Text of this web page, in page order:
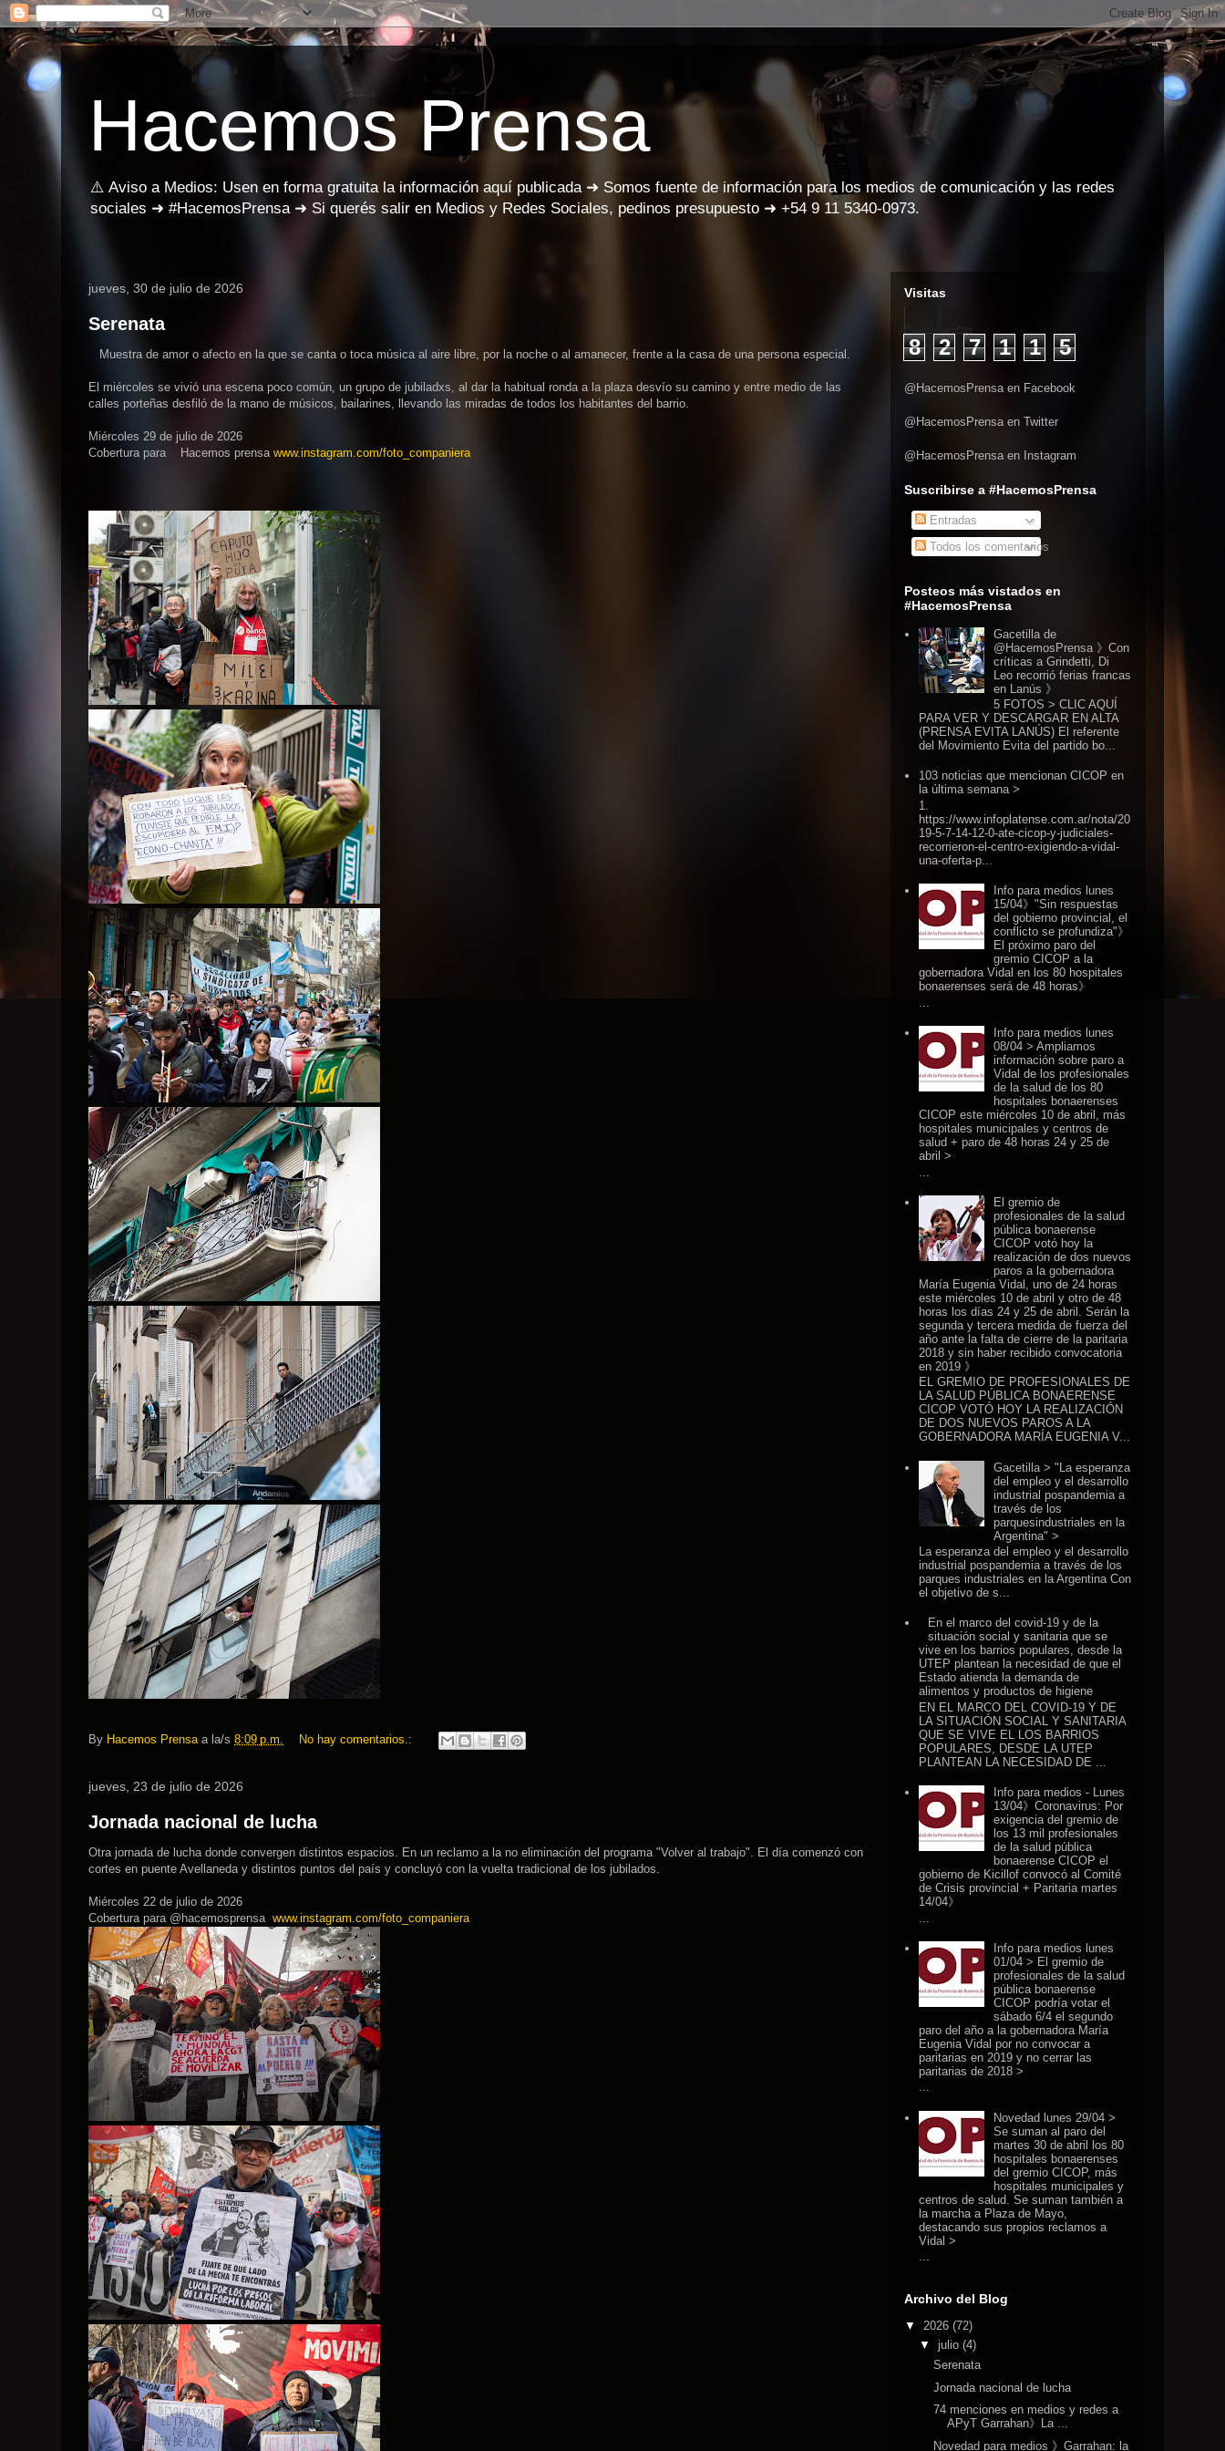
Hacemos Prensa
⚠️ Aviso a Medios: Usen en forma gratuita la información aquí publicada ➜ Somos fuente de información para los medios de comunicación y las redes
sociales ➜ #HacemosPrensa ➜ Si querés salir en Medios y Redes Sociales, pedinos presupuesto ➜ +54 9 11 5340-0973.
jueves, 30 de julio de 2026
Serenata
Muestra de amor o afecto en la que se canta o toca música al aire libre, por la noche o al amanecer, frente a la casa de una persona especial.
El miércoles se vivió una escena poco común, un grupo de jubiladxs, al dar la habitual ronda a la plaza desvío su camino y entre medio de las
calles porteñas desfiló de la mano de músicos, bailarines, llevando las miradas de todos los habitantes del barrio.
Miércoles 29 de julio de 2026
Cobertura para Hacemos prensa www.instagram.com/foto_companiera
By Hacemos Prensa a la/s 8:09 p.m. No hay comentarios.:
jueves, 23 de julio de 2026
Jornada nacional de lucha
Otra jornada de lucha donde convergen distintos espacios. En un reclamo a la no eliminación del programa "Volver al trabajo". El día comenzó con
cortes en puente Avellaneda y distintos puntos del país y concluyó con la vuelta tradicional de los jubilados.
Miércoles 22 de julio de 2026
Cobertura para @hacemosprensa www.instagram.com/foto_companiera
Visitas
8 2 7 1 1 5
@HacemosPrensa en Facebook
@HacemosPrensa en Twitter
@HacemosPrensa en Instagram
Suscribirse a #HacemosPrensa
Entradas
Todos los comentarios
Posteos más vistados en
#HacemosPrensa
Gacetilla de
@HacemosPrensa 》Con
críticas a Grindetti, Di
Leo recorrió ferias francas
en Lanús 》
5 FOTOS > CLIC AQUÍ
PARA VER Y DESCARGAR EN ALTA
(PRENSA EVITA LANÚS) El referente
del Movimiento Evita del partido bo...
103 noticias que mencionan CICOP en
la última semana >
1.
https://www.infoplatense.com.ar/nota/20
19-5-7-14-12-0-ate-cicop-y-judiciales-
recorrieron-el-centro-exigiendo-a-vidal-
una-oferta-p...
Info para medios lunes
15/04》"Sin respuestas
del gobierno provincial, el
conflicto se profundiza"》
El próximo paro del
gremio CICOP a la
gobernadora Vidal en los 80 hospitales
bonaerenses será de 48 horas》
Info para medios lunes
08/04 > Ampliamos
información sobre paro a
Vidal de los profesionales
de la salud de los 80
hospitales bonaerenses
CICOP este miércoles 10 de abril, más
hospitales municipales y centros de
salud + paro de 48 horas 24 y 25 de
abril >
El gremio de
profesionales de la salud
pública bonaerense
CICOP votó hoy la
realización de dos nuevos
paros a la gobernadora
María Eugenia Vidal, uno de 24 horas
este miércoles 10 de abril y otro de 48
horas los días 24 y 25 de abril. Serán la
segunda y tercera medida de fuerza del
año ante la falta de cierre de la paritaria
2018 y sin haber recibido convocatoria
en 2019 》
EL GREMIO DE PROFESIONALES DE
LA SALUD PÚBLICA BONAERENSE
CICOP VOTÓ HOY LA REALIZACIÓN
DE DOS NUEVOS PAROS A LA
GOBERNADORA MARÍA EUGENIA V...
Gacetilla > "La esperanza
del empleo y el desarrollo
industrial pospandemia a
través de los
parquesindustriales en la
Argentina" >
La esperanza del empleo y el desarrollo
industrial pospandemia a través de los
parques industriales en la Argentina Con
el objetivo de s...
En el marco del covid-19 y de la
situación social y sanitaria que se
vive en los barrios populares, desde la
UTEP plantean la necesidad de que el
Estado atienda la demanda de
alimentos y productos de higiene
EN EL MARCO DEL COVID-19 Y DE
LA SITUACIÓN SOCIAL Y SANITARIA
QUE SE VIVE EL LOS BARRIOS
POPULARES, DESDE LA UTEP
PLANTEAN LA NECESIDAD DE ...
Info para medios - Lunes
13/04》Coronavirus: Por
exigencia del gremio de
los 13 mil profesionales
de la salud pública
bonaerense CICOP el
gobierno de Kicillof convocó al Comité
de Crisis provincial + Paritaria martes
14/04》
Info para medios lunes
01/04 > El gremio de
profesionales de la salud
pública bonaerense
CICOP podría votar el
sábado 6/4 el segundo
paro del año a la gobernadora María
Eugenia Vidal por no convocar a
paritarias en 2019 y no cerrar las
paritarias de 2018 >
...
Novedad lunes 29/04 >
Se suman al paro del
martes 30 de abril los 80
hospitales bonaerenses
del gremio CICOP, más
hospitales municipales y
centros de salud. Se suman también a
la marcha a Plaza de Mayo,
destacando sus propios reclamos a
Vidal >
...
Archivo del Blog
▼ 2026 (72)
▼ julio (4)
Serenata
Jornada nacional de lucha
74 menciones en medios y redes a
APyT Garrahan》La ...
Novedad para medios 》Garrahan: la